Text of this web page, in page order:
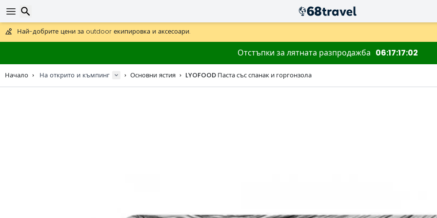
Предлага се и DHL Express за една нощ.
30 дни за връщане, 90 дни за дървени карти и декорации.
Най-добрите цени за outdoor екипировка и аксесоари.
Отстъпки за лятната разпродажба 06171701
Начало На открито и къмпинг Основни ястия LYOFOOD Паста със спанак и горгонзола